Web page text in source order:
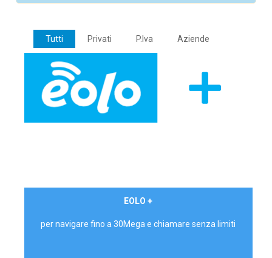
Tutti Privati P.Iva Aziende
EOLO +
per navigare fino a 30Mega e chiamare senza limiti